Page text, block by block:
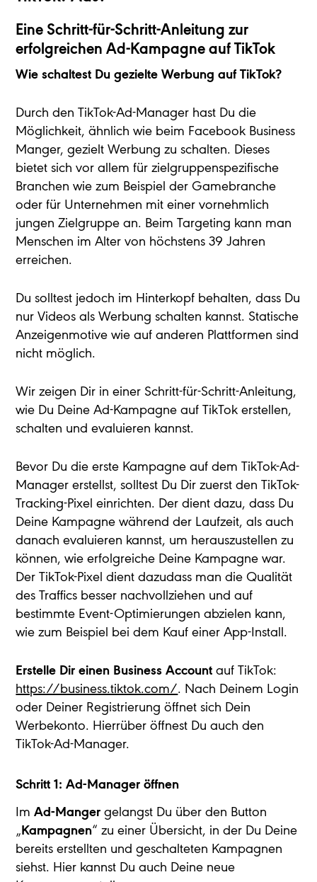
Eine Schritt-für-Schritt-Anleitung zur
erfolgreichen Ad-Kampagne auf TikTok
Wie schaltest Du gezielte Werbung auf TikTok?
Durch den TikTok-Ad-Manager hast Du die
Möglichkeit, ähnlich wie beim Facebook Business
Manger, gezielt Werbung zu schalten. Dieses
bietet sich vor allem für zielgruppenspezifische
Branchen wie zum Beispiel der Gamebranche
oder für Unternehmen mit einer vornehmlich
jungen Zielgruppe an. Beim Targeting kann man
Menschen im Alter von höchstens 39 Jahren
erreichen.
Du solltest jedoch im Hinterkopf behalten, dass Du
nur Videos als Werbung schalten kannst. Statische
Anzeigenmotive wie auf anderen Plattformen sind
nicht möglich.
Wir zeigen Dir in einer Schritt-für-Schritt-Anleitung,
wie Du Deine Ad-Kampagne auf TikTok erstellen,
schalten und evaluieren kannst.
Bevor Du die erste Kampagne auf dem TikTok-Ad-
Manager erstellst, solltest Du Dir zuerst den TikTok-
Tracking-Pixel einrichten. Der dient dazu, dass Du
Deine Kampagne während der Laufzeit, als auch
danach evaluieren kannst, um herauszustellen zu
können, wie erfolgreiche Deine Kampagne war.
Der TikTok-Pixel dient dazudass man die Qualität
des Traffics besser nachvollziehen und auf
bestimmte Event-Optimierungen abzielen kann,
wie zum Beispiel bei dem Kauf einer App-Install.
Erstelle Dir einen Business Account auf TikTok:
https://business.tiktok.com/. Nach Deinem Login
oder Deiner Registrierung öffnet sich Dein
Werbekonto. Hierrüber öffnest Du auch den
TikTok-Ad-Manager.
Schritt 1: Ad-Manager öffnen
ImAd-Manger gelangst Du über den Button
„Kampagnen“ zu einer Übersicht, in der Du Deine
bereits erstellten und geschalteten Kampagnen
siehst. Hier kannst Du auch Deine neue